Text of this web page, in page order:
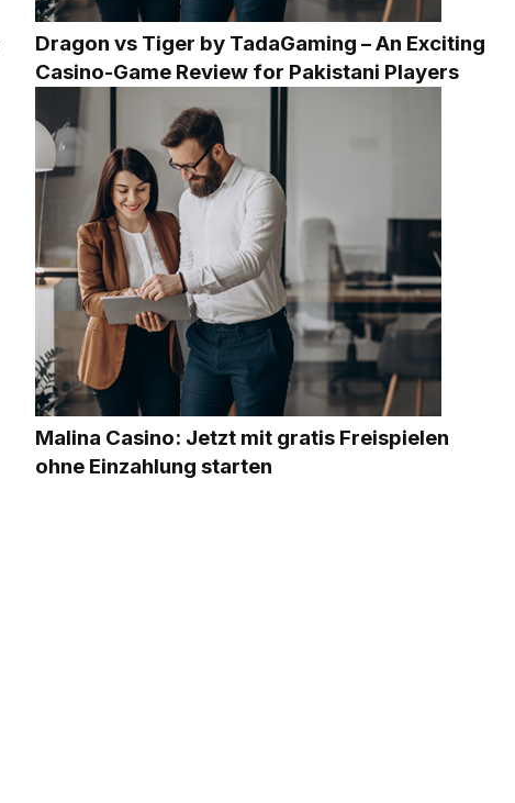
Dragon vs Tiger by TadaGaming – An Exciting
Casino-Game Review for Pakistani Players
Malina Casino: Jetzt mit gratis Freispielen
ohne Einzahlung starten